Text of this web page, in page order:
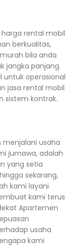
rental mobil
berkualitas,
bila anda
jangka panjang.
untuk operasional
jasa rental mobil
sistem kontrak.
menjalani usaha
jumawa, adalah
yang setia
sekarang,
kami layani
kami terus
Apartemen
usaha
kami